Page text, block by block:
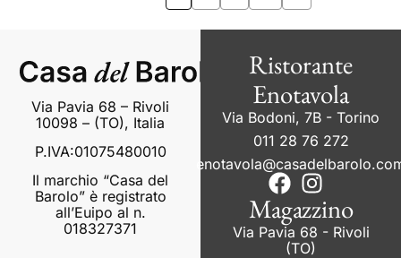
Via Pavia 68 – Rivoli
10098 – (TO), Italia
P.IVA:01075480010
Il marchio “Casa del
Barolo” è registrato
all’Euipo al n.
018327371
Ristorante
Enotavola
Via Bodoni, 7B - Torino
011 28 76 272
Magazzino
Via Pavia 68 - Rivoli
(TO)